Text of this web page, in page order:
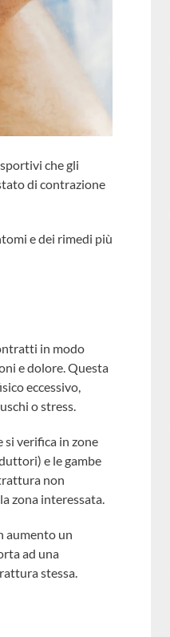
che gli
di contrazione
e dei rimedi più
in modo
e dolore. Questa
eccessivo,
o stress.
si verifica in zone
e le gambe
non
zona interessata.
aumento un
ad una
stessa.